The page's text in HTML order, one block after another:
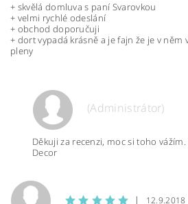
+ skvělá domluva s paní Svarovkou
+ velmi rychlé odeslání
+ obchod doporučuji
+ dort vypadá krásně a je fajn že je v něm
pleny
(Administrátor)
Děkuji za recenzi, moc si toho vážím.
Decor
| 12.9.2018